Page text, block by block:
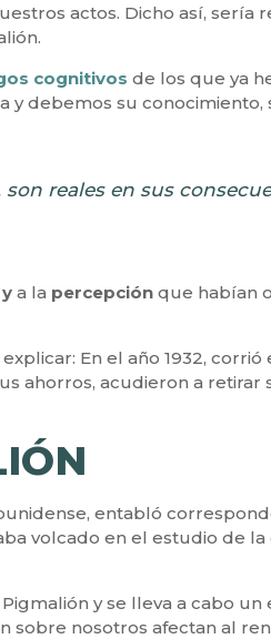
actos. Dicho así, sería
cognitivos de los que ya
debemos su conocimiento,
reales en sus
ya la percepción que habían
En el año 1932,
ahorros, acudieron a retirar
entabló
volcado en el estudio de
y se lleva a cabo un
sobre nosotros afectan al